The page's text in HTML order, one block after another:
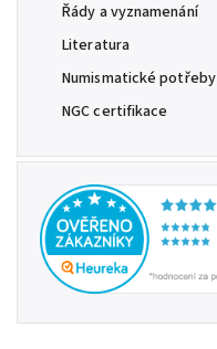
Řády a vyznamenání
Literatura
Numismatické potřeby
NGC certifikace